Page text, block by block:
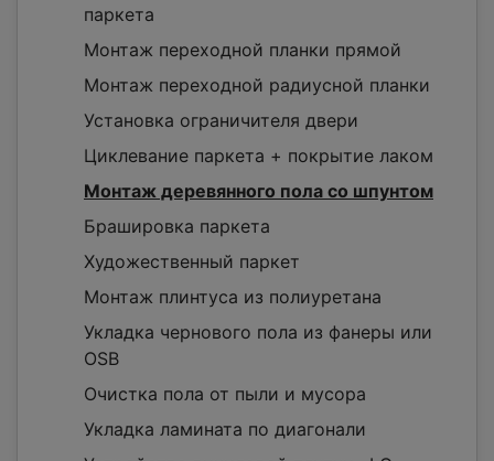
паркета
Монтаж переходной планки прямой
Монтаж переходной радиусной планки
Установка ограничителя двери
Циклевание паркета + покрытие лаком
Монтаж деревянного пола со шпунтом
Брашировка паркета
Художественный паркет
Монтаж плинтуса из полиуретана
Укладка чернового пола из фанеры или
OSB
Очистка пола от пыли и мусора
Укладка ламината по диагонали